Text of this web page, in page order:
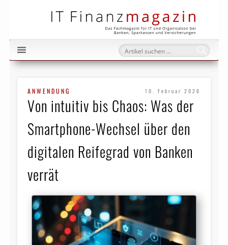
ANWENDUNG 10. Februar 2026
Von intuitiv bis Chaos: Was der
Smartphone-Wechsel über den
digitalen Reifegrad von Banken
verrät